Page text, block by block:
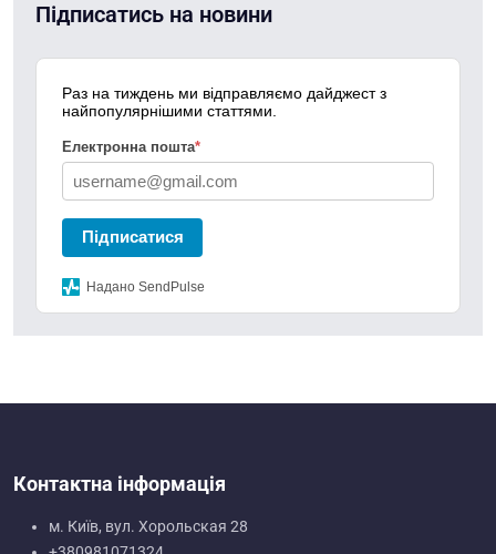
Підписатись на новини
Раз на тиждень ми відправляємо дайджест з
найпопулярнішими статтями.
Електронна пошта*
Підписатися
Надано SendPulse
Контактна інформація
м. Київ, вул. Хорольская 28